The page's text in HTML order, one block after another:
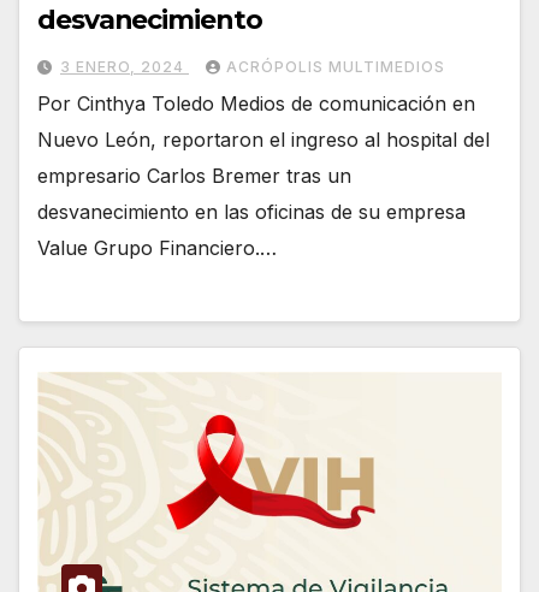
desvanecimiento
3 ENERO, 2024 ACRÓPOLIS MULTIMEDIOS
Por Cinthya Toledo Medios de comunicación en
Nuevo León, reportaron el ingreso al hospital del
empresario Carlos Bremer tras un
desvanecimiento en las oficinas de su empresa
Value Grupo Financiero.…